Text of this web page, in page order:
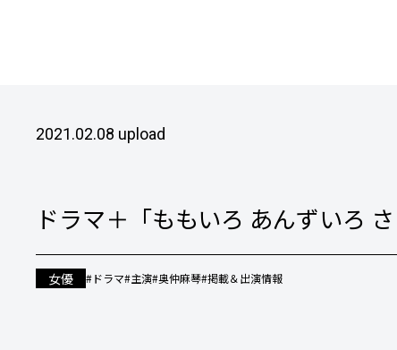
2021.02.08 upload
ドラマ＋「ももいろ あんずいろ
女優 #ドラマ#主演#奥仲麻琴#掲載＆出演情報